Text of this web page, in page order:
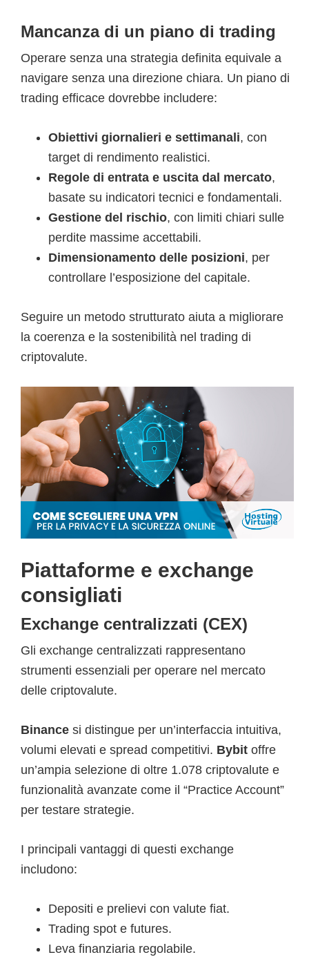
Mancanza di un piano di trading
Operare senza una strategia definita equivale a
navigare senza una direzione chiara. Un piano di
trading efficace dovrebbe includere:
Obiettivi giornalieri e settimanali, con
target di rendimento realistici.
Regole di entrata e uscita dal mercato,
basate su indicatori tecnici e fondamentali.
Gestione del rischio, con limiti chiari sulle
perdite massime accettabili.
Dimensionamento delle posizioni, per
controllare l’esposizione del capitale.
Seguire un metodo strutturato aiuta a migliorare
la coerenza e la sostenibilità nel trading di
criptovalute.
Piattaforme e exchange
consigliati
Exchange centralizzati (CEX)
Gli exchange centralizzati rappresentano
strumenti essenziali per operare nel mercato
delle criptovalute.
Binance si distingue per un’interfaccia intuitiva,
volumi elevati e spread competitivi. Bybit offre
un’ampia selezione di oltre 1.078 criptovalute e
funzionalità avanzate come il “Practice Account”
per testare strategie.
I principali vantaggi di questi exchange
includono:
Depositi e prelievi con valute fiat.
Trading spot e futures.
Leva finanziaria regolabile.